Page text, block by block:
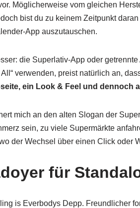
Möglicherweise vom gleichen
bist du zu keinem Zeitpunkt
App auszutauschen.
die Superlativ-App oder
verwenden, preist natürlich an,
ein Look & Feel und dennoch
mich an den alten Slogan der
sein, zu viele Supermärkte
der Wechsel über einen Click oder
für
is Everbodys Depp. Freundlicher